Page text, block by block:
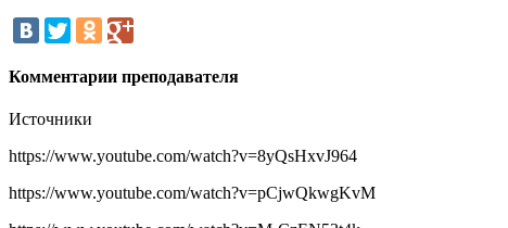
Комментарии преподавателя
Источники
https://www.youtube.com/watch?v=8yQsHxvJ964
https://www.youtube.com/watch?v=pCjwQkwgKvM